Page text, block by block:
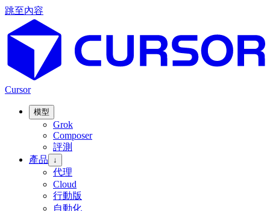
跳至內容
Cursor
模型
Grok
Composer
評測
產品
↓
代理
Cloud
行動版
自動化